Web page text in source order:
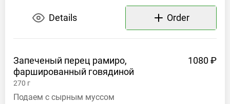
Details Order
Запеченый перец рамиро,
фаршированный говядиной
1080 ₽
270 г
Подаем с сырным муссом